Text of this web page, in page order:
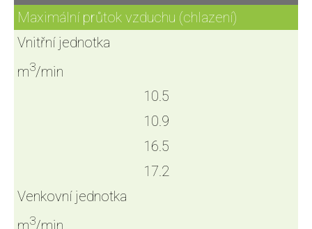
Maximální průtok vzduchu (chlazení)
Vnitřní jednotka
m3/min
10.5
10.9
16.5
17.2
Venkovní jednotka
m3/min